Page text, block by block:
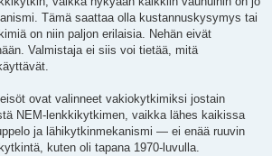
Tämä saattaa olla kustannuskysymys tai
on niin paljon erilaisia. Nehän eivät
Valmistaja ei siis voi tietää, mitä
ovat valinneet vakiokytkimiksi jostain
NEM-lenkkikytkimen, vaikka lähes kaikissa
ja lähikytkinmekanismi — ei enää ruuvin
kuten oli tapana 1970-luvulla.